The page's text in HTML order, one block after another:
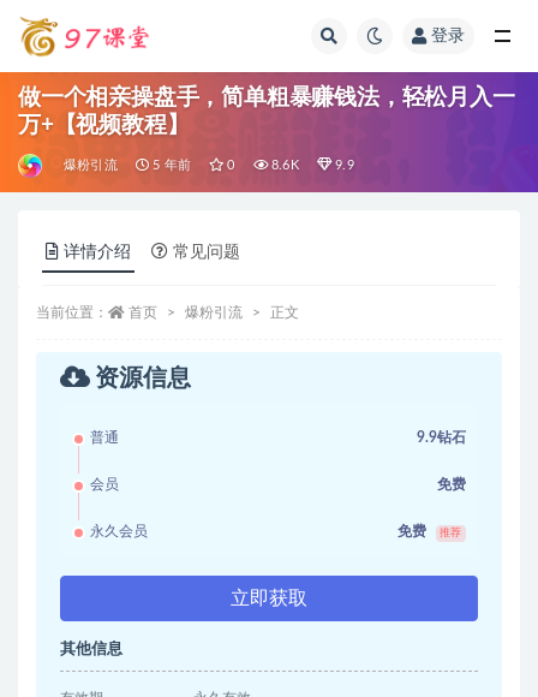
登录
做一个相亲操盘手，简单粗暴赚钱法，轻松月入一
万+【视频教程】
爆粉引流 5 年前 0 8.6K 9.9
详情介绍 常见问题
当前位置： 首页 爆粉引流 正文
资源信息
普通 9.9钻石
会员 免费
永久会员 免费 推荐
立即获取
其他信息